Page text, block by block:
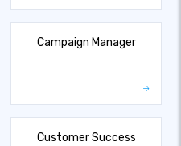
Campaign Manager
Customer Success